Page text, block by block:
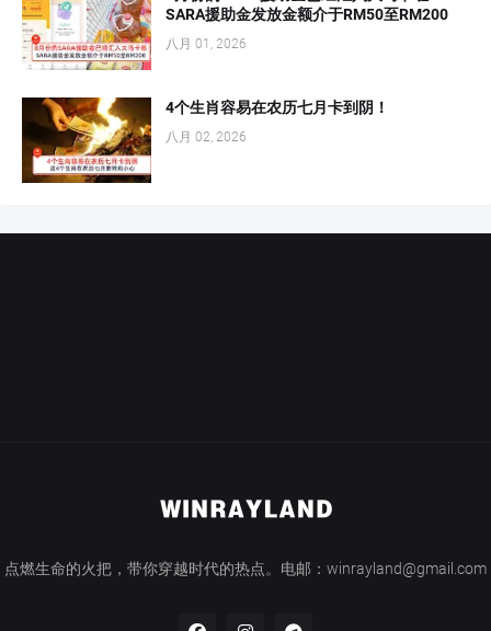
SARA援助金发放金额介于RM50至RM200
八月 01, 2026
4个生肖容易在农历七月卡到阴！
八月 02, 2026
点燃生命的火把，带你穿越时代的热点。电邮：winrayland@gmail.com